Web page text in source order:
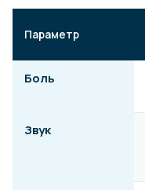
Параметр
Боль
Звук